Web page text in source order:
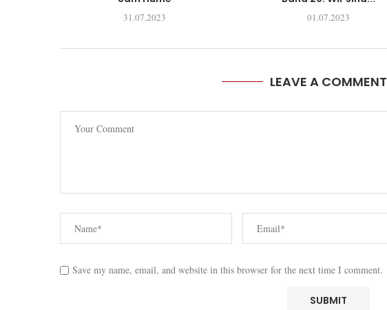
31.07.2023 01.07.2023
LEAVE A COMMENT
Save my name, email, and website in this browser for the next time I comment.